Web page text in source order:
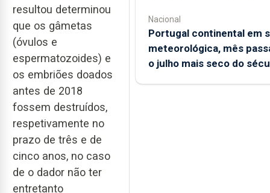
resultou determinou
que os gâmetas
(óvulos e
espermatozoides) e
os embriões doados
antes de 2018
fossem destruídos,
respetivamente no
prazo de três e de
cinco anos, no caso
de o dador não ter
entretanto
Nacional
Portugal continental em
meteorológica, mês
o julho mais seco do